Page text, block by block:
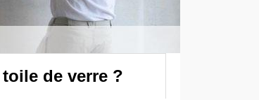
de verre ?